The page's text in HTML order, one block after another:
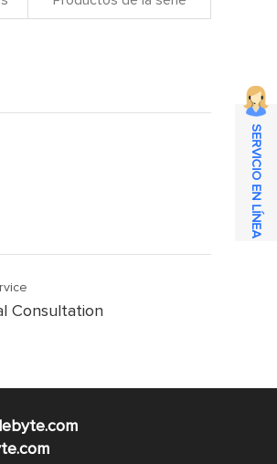
Consultation
SERVICIO EN LÍNEA